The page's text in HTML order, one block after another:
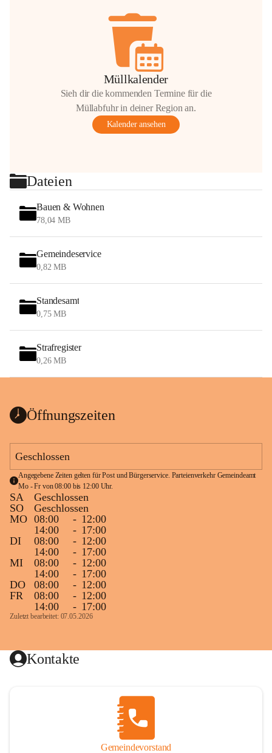
Müllkalender
Sieh dir die kommenden Termine für die
Müllabfuhr in deiner Region an.
Kalender ansehen
Dateien
Bauen & Wohnen
78,04 MB
Gemeindeservice
0,82 MB
Standesamt
0,75 MB
Strafregister
0,26 MB
Öffnungszeiten
Geschlossen
Angegebene Zeiten gelten für Post und Bürgerservice. Parteienverkehr Gemeindeamt
Mo - Fr von 08:00 bis 12:00 Uhr.
SA
Geschlossen
SO
Geschlossen
MO 08:00 - 12:00
14:00
- 17:00
DI
08:00 - 12:00
14:00
- 17:00
MI
08:00 - 12:00
14:00
- 17:00
DO
08:00 - 12:00
FR
08:00 - 12:00
14:00
- 17:00
Zuletzt bearbeitet: 07.05.2026
Kontakte
Gemeindevorstand